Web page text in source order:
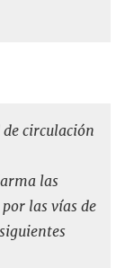
circulación
las
las vías de